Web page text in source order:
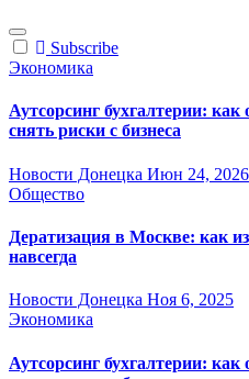
Subscribe
Экономика
Аутсорсинг бухгалтерии:
снять риски с бизнеса
Новости Донецка Июн 24, 2026
Общество
Дератизация в Москве: как
навсегда
Новости Донецка Ноя 6, 2025
Экономика
Аутсорсинг бухгалтерии: